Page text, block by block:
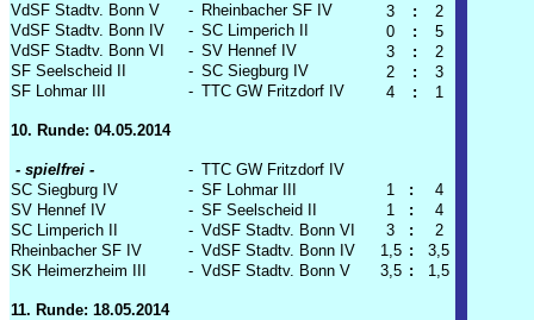
VdSF Stadtv. Bonn V
- Rheinbacher SF IV 3 :
2
VdSF Stadtv. Bonn IV
- SC Limperich II 0 :
5
VdSF Stadtv. Bonn VI
- SV Hennef IV 3 :
2
SF Seelscheid II
- SC Siegburg IV 2 :
3
SF Lohmar III
- TTC GW Fritzdorf IV 4 : 1
10. Runde: 04.05.2014
- spielfrei - - TTC GW Fritzdorf IV
SC Siegburg IV
- SF Lohmar III 1 :
4
SV Hennef IV
- SF Seelscheid II 1 :
4
SC Limperich II
- VdSF Stadtv. Bonn VI 3 :
2
Rheinbacher SF IV
- VdSF Stadtv. Bonn IV 1,5 :
3,5
SK Heimerzheim III
- VdSF Stadtv. Bonn V 3,5 : 1,5
11. Runde: 18.05.2014